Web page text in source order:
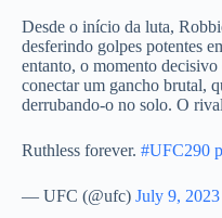
Desde o início da luta,
desferindo golpes potentes
entanto, o momento
conectar um gancho brutal,
derrubando-o no solo. O
Ruthless forever. #UFC290
— UFC (@ufc) July 9, 2023